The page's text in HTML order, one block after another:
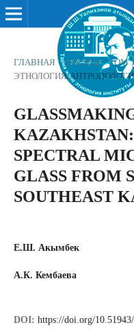
ГЛАВНАЯ / АРХИВЫ / ТОМ
ЭТНОЛОГИЯ/
KAZAKHSTAN:
SPECTRAL
GLASS FROM
SOUTHEAST
Е.Ш. Акымбек
А.К. Кембаева
DOI: https://doi.org/